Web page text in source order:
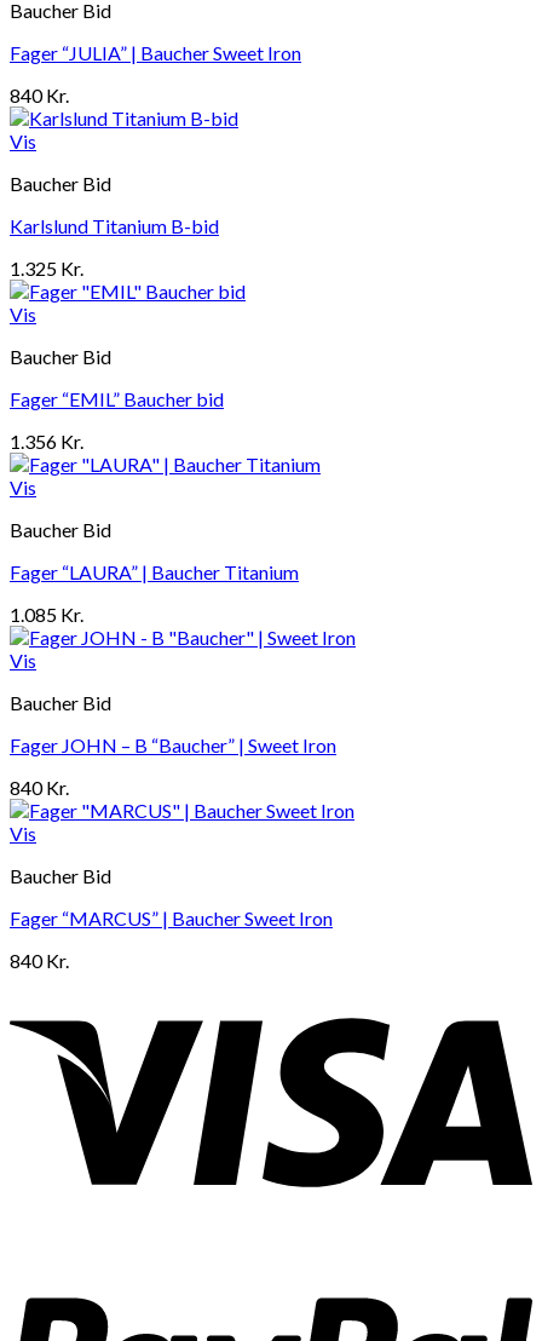
Baucher Bid
Fager “JULIA” | Baucher Sweet Iron
840Kr.
Vis
Baucher Bid
Karlslund Titanium B-bid
1.325 Kr.
Vis
Baucher Bid
Fager “EMIL” Baucher bid
1.356 Kr.
Vis
Baucher Bid
Fager “LAURA” | Baucher Titanium
1.085 Kr.
Vis
Baucher Bid
Fager JOHN – B “Baucher” | Sweet Iron
840Kr.
Vis
Baucher Bid
Fager “MARCUS” | Baucher Sweet Iron
840Kr.